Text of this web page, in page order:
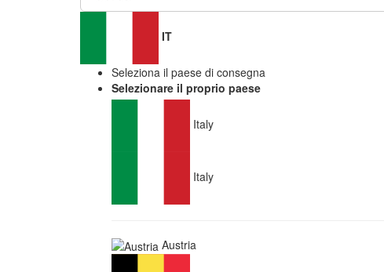
IT
Seleziona il paese di consegna
Selezionare il proprio paese
Italy
Italy
Austria